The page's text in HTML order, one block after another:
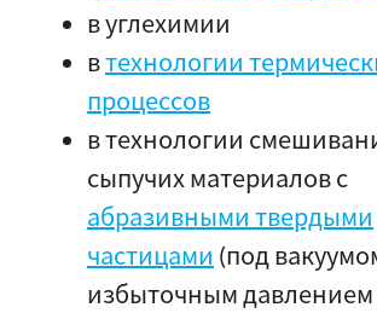
в углехимии
втехнологии
процессов
в технологии
сыпучих материалов с
абразивными твердыми
частицами (под
избыточным давлением